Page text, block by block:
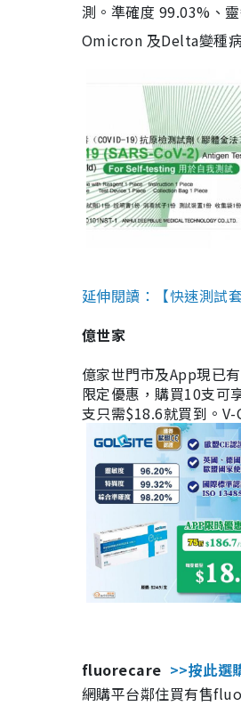
測。準確度 99.03%、
Omicron 及Delta變種
延伸閱讀：【快速測試
億世家
億家世門市及App現已
限定優惠，購買10支可
支只需$18.6就買到。
fluorecare >>按此選
網購平台鄰住買有售